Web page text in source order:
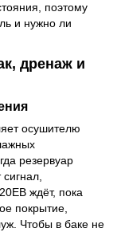
поэтому
и нужно ли
дренаж и
осушителю
резервуар
ждёт, пока
покрытие,
Чтобы в баке не